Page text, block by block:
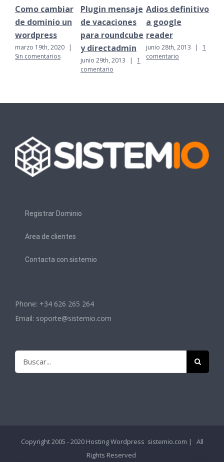
Como cambiar
de dominio un
wordpress
marzo 19th, 2020
|
Sin comentarios
Plugin mensaje
de vacaciones
para roundcube
y directadmin
junio 29th, 2013 |
1
comentario
Adios definitivo
a google
reader
junio 28th, 2013 |
1
comentario
Registrar Dominio
Area de clientes
Contacta con sistemio
Phone: +34 626 265 264
Email: soporte@sistemio.com
Buscar:
Copyright 2005 - 2020 Hosting Wordpress sistemio.com | All
Rights Reserved